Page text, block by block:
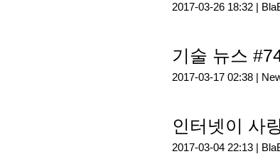
2017-03-26 18:32 |
기술 뉴스
2017-03-17 02:38 |
인터넷이 사
2017-03-04 22:13 |